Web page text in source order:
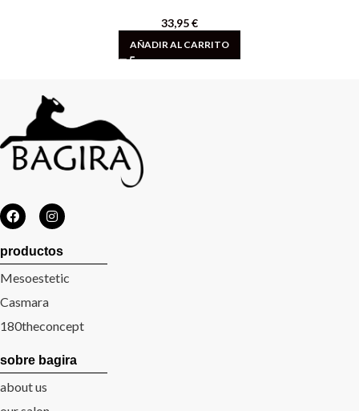
33,95€
AÑADIR AL CARRITO
productos
Mesoestetic
Casmara
180theconcept
sobre bagira
about us